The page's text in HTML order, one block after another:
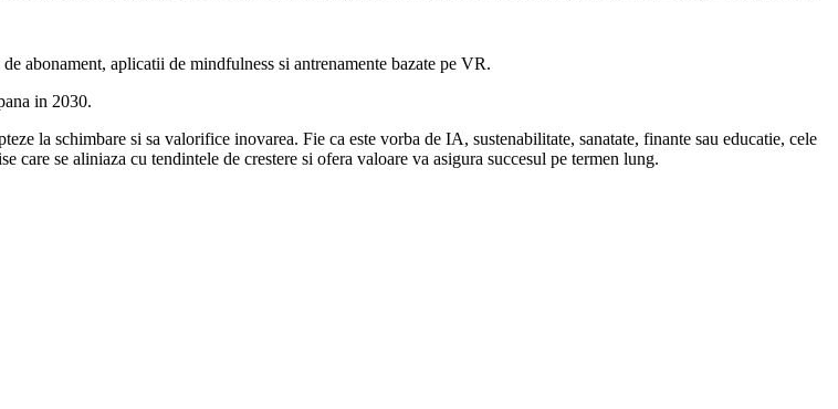
abonament, aplicatii de mindfulness si antrenamente bazate pe VR.
in 2030.
la schimbare si sa valorifice inovarea. Fie ca este vorba de IA, sustenabilitate, sanatate, finante sau educatie, cele
se aliniaza cu tendintele de crestere si ofera valoare va asigura succesul pe termen lung.